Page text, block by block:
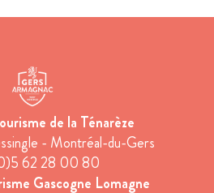
de la Ténarèze
- Montréal-du-Gers
62 28 00 80
Gascogne Lomagne